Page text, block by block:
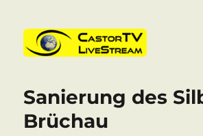
Sanierung des
Brüchau